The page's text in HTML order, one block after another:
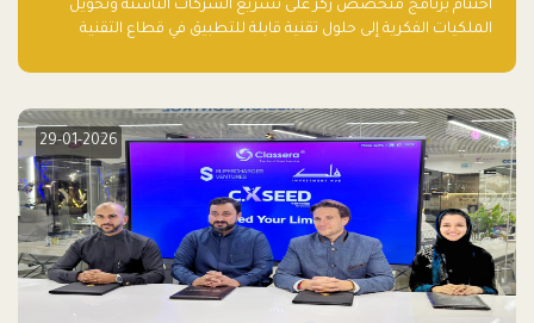
اختتام برنامج متخصص ركّز على تسريع الشركات الناشئة وتحويل
الملكيات الفكرية إلى حلول تقنية قابلة للتطبيق في قطاع التقنية
29-01-2026